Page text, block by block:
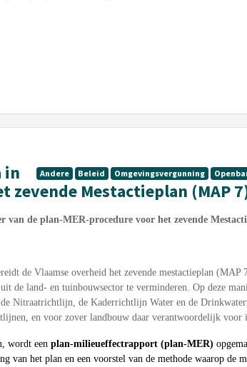
Andere Beleid Omgevingsvergunning
in
zevende Mestactieplan (MAP
van de plan-MER-procedure voor het zevende
de Vlaamse overheid het zevende mestactieplan
de land- en tuinbouwsector te verminderen. Op deze
Nitraatrichtlijn, de Kaderrichtlijn Water en de
en voor zover landbouw daar verantwoordelijk voor
wordt een plan-milieueffectrapport (plan-MER)
van het plan en een voorstel van de methode waarop de